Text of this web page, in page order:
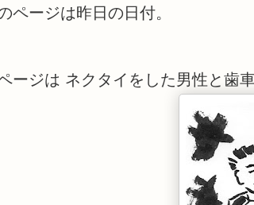
ページは昨日の日付。
ージは ネクタイをした男性と歯